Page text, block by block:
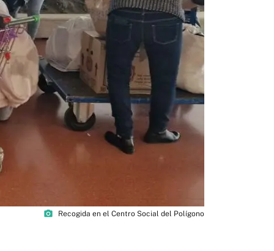
photo_camera Recogida en el Centro Social del Polígono